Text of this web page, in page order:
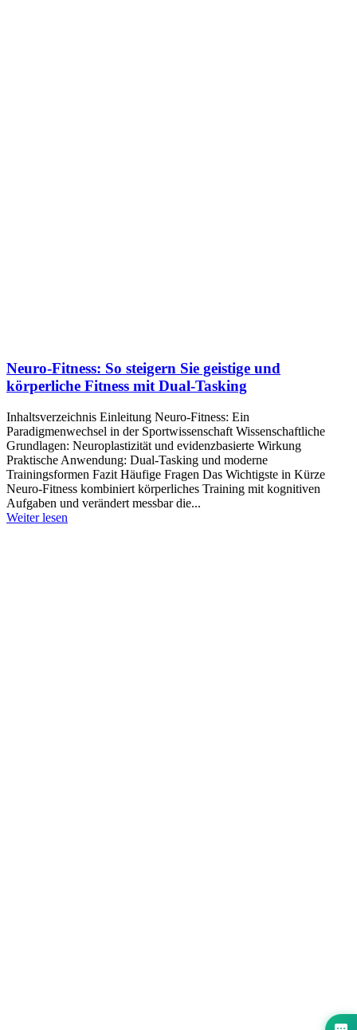
Neuro-Fitness: So steigern Sie geistige und
körperliche Fitness mit Dual-Tasking
Inhaltsverzeichnis Einleitung Neuro-Fitness: Ein
Paradigmenwechsel in der Sportwissenschaft Wissenschaftliche
Grundlagen: Neuroplastizität und evidenzbasierte Wirkung
Praktische Anwendung: Dual-Tasking und moderne
Trainingsformen Fazit Häufige Fragen Das Wichtigste in Kürze
Neuro-Fitness kombiniert körperliches Training mit kognitiven
Aufgaben und verändert messbar die...
Weiter lesen